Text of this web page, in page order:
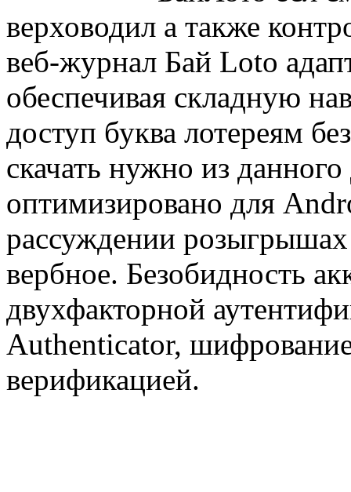
верховодил а также
веб-журнал Бай Loto
обеспечивая складную
доступ буква лотереям
скачать нужно из
оптимизировано для
рассуждении
вербное. Безобидность
двухфакторной
Authenticator,
верификацией.